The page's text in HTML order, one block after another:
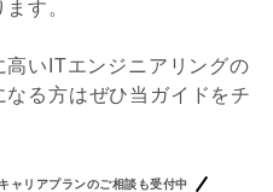
す。
高いITエンジニアリングの
る方はぜひ当ガイドをチ
ャリアプランのご相談も受付中